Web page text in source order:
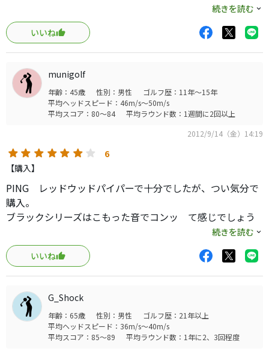
#6は球が重い感じで、出足の早さというより慣性で転がっ
ていく感じ。
どちらも優越つけがたいですね。メーカーの違いが顕著で
面白いです。
既に4年が経過しているモデルですが、とても良いパターだ
ヘッドカバーもカッコいい。マグネット式はとっても便利
ですね。
#9にしなくて良かったです。L字マレットは以前に使ってい
ましたがストロークのイメージが出ないんです。
私のヘッポコなイメージは基本的には振り子ストロークな
のでL字だと全くイメージが湧かない。その点、#6はヘッド
の重さでゆったりとストロークできていいです。「お先
に」の距離も、サイトドットがあるので安心感があります
し、ロングパットはヘッド自体にスクエア感があるので、
構え易い。
オススメですよ！
といいつつ、selectニューポート1.5を買う決意が固まりま
方向性もミスはミス通りに。素直なパターです。続きを読む
いいね
munigolf
年齢：45歳 性別：男性
ゴルフ歴：11年～15年
平均ヘッドスピード：46m/s～50m/s
平均スコア：80～84
平均ラウンド数：1週間に2回以上
2012/9/14（金）14:19
6
【購入】
PING レッドウッドパイパーで十分でしたが、つい気分で
購入。
ブラックシリーズはこもった音でコンッ て感じでしょう
レッドウッドはカツッ でも柔らかい感触。
打感はどちらも柔らかく文句ありません、最近はインサー
トの入った
物だとミスしたときのフィードバックが鈍く思います。
少しパターが上手くなったので、こういった繊細なパター
のほうに好みがシフトしてきました。
オートマチックなパターも所有してますが、こっちのほう
続きを読む
いいね
G_Shock
年齢：65歳 性別：男性
ゴルフ歴：21年以上
平均ヘッドスピード：36m/s～40m/s
平均スコア：85～89
平均ラウンド数：1年に2、3回程度